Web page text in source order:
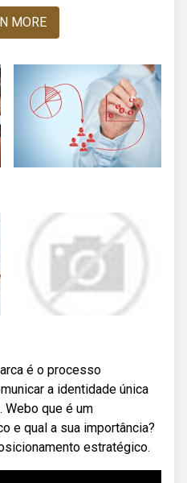
MORE
é o processo
a identidade única
Webo que é um
e qual a sua importância?
estratégico.